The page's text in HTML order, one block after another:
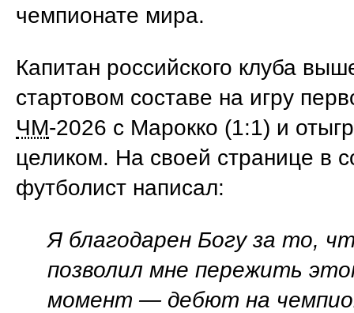
чемпионате мира.
Капитан российского клуба
стартовом составе на игру
ЧМ-2026 с Марокко (1:1) и
целиком. На своей странице в
футболист написал:
Я благодарен Богу за то,
позволил мне пережить
момент — дебют на